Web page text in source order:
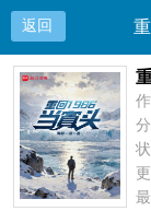
返回